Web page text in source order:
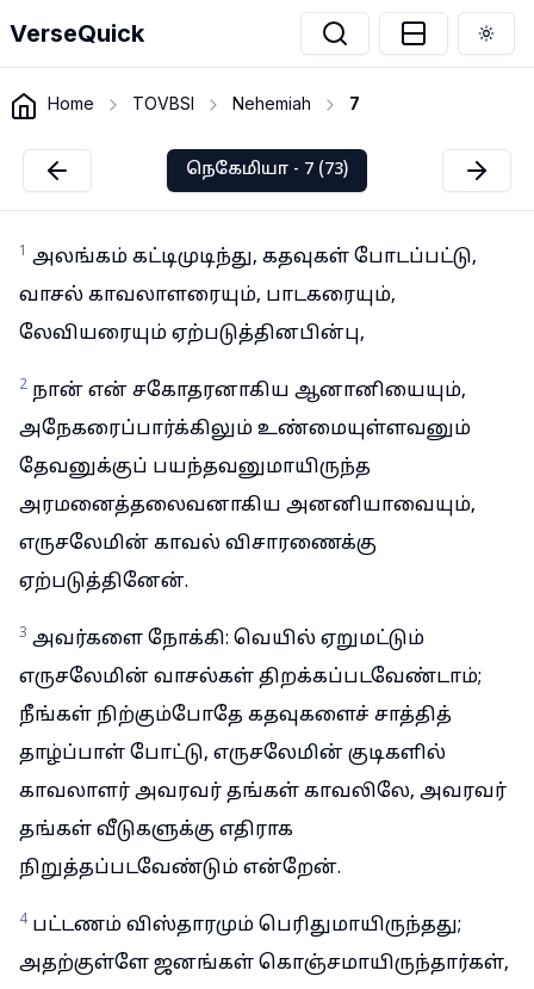
VerseQuick
Home TOVBSI Nehemiah 7
நெகேமியா - 7 (73)
1 அலங்கம் கட்டிமுடிந்து, கதவுகள் போடப்பட்டு,
வாசல் காவலாளரையும், பாடகரையும்,
லேவியரையும் ஏற்படுத்தினபின்பு,
2 நான் என் சகோதரனாகிய ஆனானியையும்,
அநேகரைப்பார்க்கிலும் உண்மையுள்ளவனும்
தேவனுக்குப் பயந்தவனுமாயிருந்த
அரமனைத்தலைவனாகிய அனனியாவையும்,
எருசலேமின் காவல் விசாரணைக்கு
ஏற்படுத்தினேன்.
3 அவர்களை நோக்கி: வெயில் ஏறுமட்டும்
எருசலேமின் வாசல்கள் திறக்கப்படவேண்டாம்;
நீங்கள் நிற்கும்போதே கதவுகளைச் சாத்தித்
தாழ்ப்பாள் போட்டு, எருசலேமின் குடிகளில்
காவலாளர் அவரவர் தங்கள் காவலிலே, அவரவர்
தங்கள் வீடுகளுக்கு எதிராக
நிறுத்தப்படவேண்டும் என்றேன்.
4 பட்டணம் விஸ்தாரமும் பெரிதுமாயிருந்தது;
அதற்குள்ளே ஜனங்கள் கொஞ்சமாயிருந்தார்கள்,